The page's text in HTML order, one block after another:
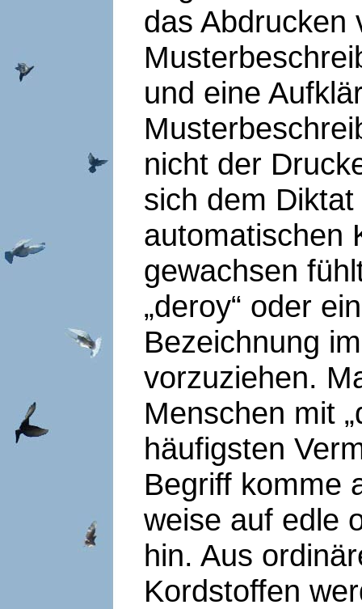
das Abdrucken
und eine
nicht der
sich dem
automatischen
gewachsen
„deroy“ oder
Bezeichnung
vorzuziehen.
Menschen mit
häufigsten
Begriff komme
weise auf edle
hin. Aus
Kordstoffen